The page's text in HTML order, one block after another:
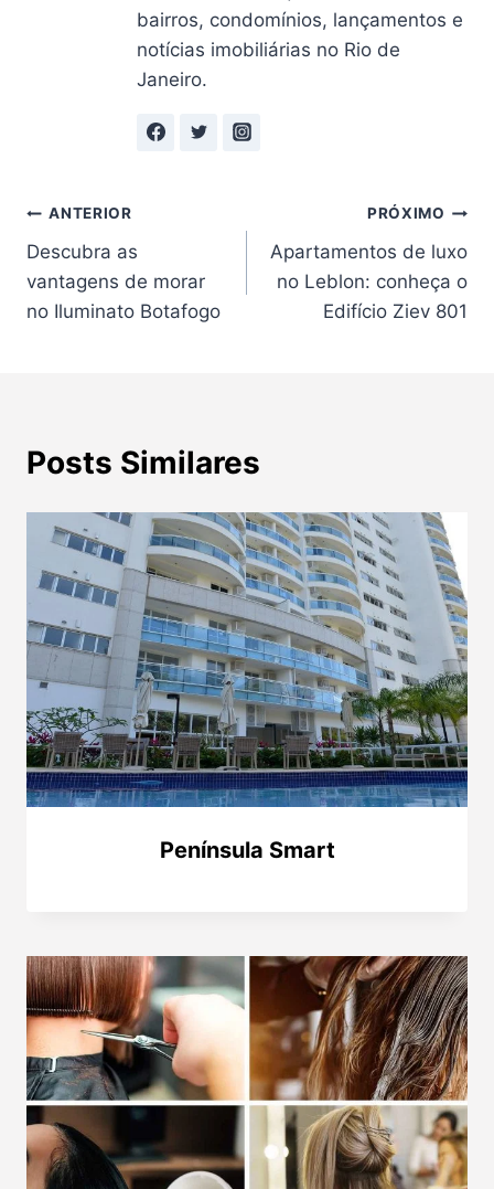
bairros, condomínios, lançamentos e
notícias imobiliárias no Rio de
Janeiro.
Navegação
de
Post
ANTERIOR
Descubra as
vantagens de morar
no Iluminato Botafogo
PRÓXIMO
Apartamentos de luxo
no Leblon: conheça o
Edifício Ziev 801
Posts Similares
Península Smart